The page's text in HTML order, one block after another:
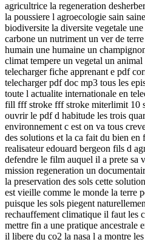
agricultrice la regeneration
la poussiere l agroecologie sain
biodiversite la diversite vegetale
carbone un nutriment un ver de
humain une humaine un
climat tempere un vegetal un
telecharger fiche apprenant e pdf
telecharger pdf doc mp3 tous les
toute l actualite internationale en
fill fff stroke fff stroke miterlimit 10
ouvrir le pdf d habitude les trois
environnement c est on va tous
des solutions et la ca fait du bien en
realisateur edouard bergeon fils d
defendre le film auquel il a prete sa
mission regeneration un
la preservation des sols cette
est vieille comme le monde la terre
puisque les sols piegent
rechauffement climatique il faut les
mettre fin a une pratique ancestrale
il libere du co2 la nasa l a montre